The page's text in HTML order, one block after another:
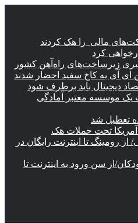
مالی را هک کردند
کرد
زیرساخت‌های راه‌آهن کشور
ای آی به کاخ سفید احضار شدند
دیجیتال باید برطرف شود
یک موسسه معتبر آمادگی
تعطیل شد
تحت حملات هک
رومینگ تا اینترنت رایگان در
از سن ورود به اینترنت تا